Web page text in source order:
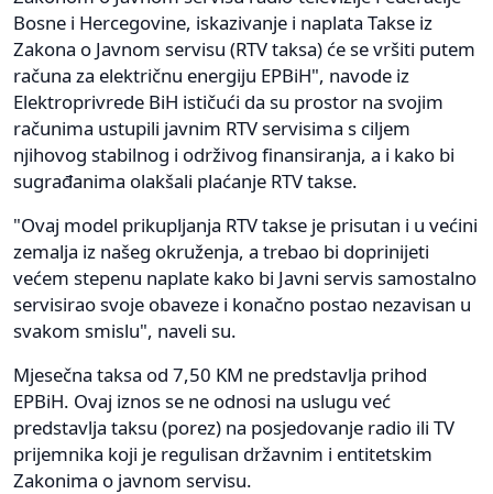
Bosne i Hercegovine, iskazivanje i naplata Takse iz
Zakona o Javnom servisu (RTV taksa) će se vršiti putem
računa za električnu energiju EPBiH", navode iz
Elektroprivrede BiH ističući da su prostor na svojim
računima ustupili javnim RTV servisima s ciljem
njihovog stabilnog i održivog finansiranja, a i kako bi
sugrađanima olakšali plaćanje RTV takse.
"Ovaj model prikupljanja RTV takse je prisutan i u većini
zemalja iz našeg okruženja, a trebao bi doprinijeti
većem stepenu naplate kako bi Javni servis samostalno
servisirao svoje obaveze i konačno postao nezavisan u
svakom smislu", naveli su.
Mjesečna taksa od 7,50 KM ne predstavlja prihod
EPBiH. Ovaj iznos se ne odnosi na uslugu već
predstavlja taksu (porez) na posjedovanje radio ili TV
prijemnika koji je regulisan državnim i entitetskim
Zakonima o javnom servisu.